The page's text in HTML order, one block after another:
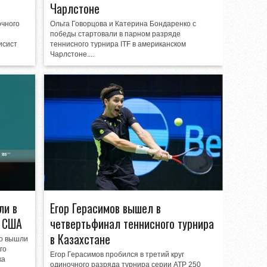
Чарлстоне
Ольга Говорцова и Катерина Бондаренко с
победы стартовали в парном разряде
теннисного турнира ITF в американском
Чарлстоне....
в
США
вышли
Егор Герасимов вышел в
четвертьфинал теннисного турнира
в Казахстане
Егор Герасимов пробился в третий круг
одиночного разряда турнира серии ATP 250